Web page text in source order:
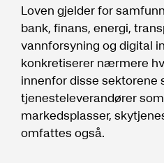
Loven gjelder for
bank, finans, energi,
vannforsyning og digital
konkretiserer nærmere
innenfor disse
tjenesteleverandører
markedsplasser,
omfattes også.